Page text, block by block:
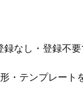
なし・登録不
・テンプレート